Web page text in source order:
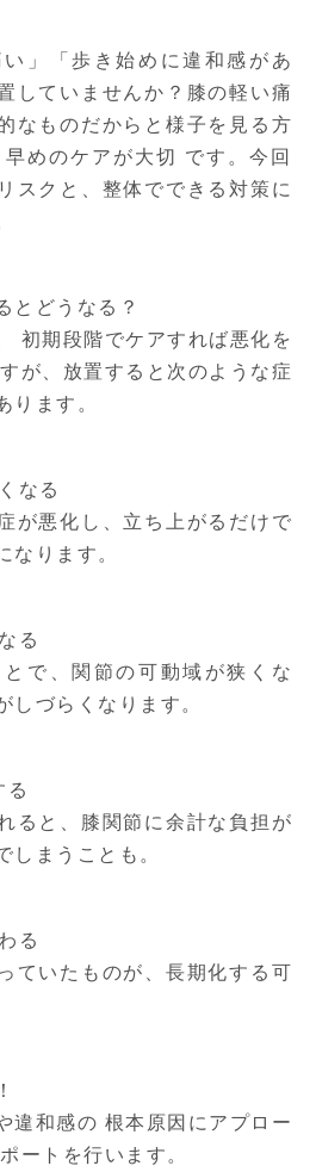
い」「歩き始めに違和感があ
していませんか？膝の軽い痛
なものだからと様子を見る方
めのケアが大切 です。今回
スクと、整体でできる対策に
とどうなる？
初期段階でケアすれば悪化を
が、放置すると次のような症
ります。
なる
が悪化し、立ち上がるだけで
なります。
る
で、関節の可動域が狭くな
しづらくなります。
る
ると、膝関節に余計な負担が
しまうことも。
る
ていたものが、長期化する可
違和感の 根本原因にアプロー
ートを行います。